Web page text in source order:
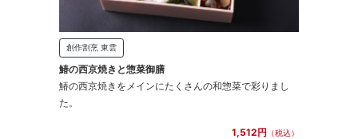
創作割烹 東雲
鰆の西京焼きと惣菜御膳
鰆の西京焼きをメインにたくさんの和惣菜で彩りまし
た。
1,512円 （税込）